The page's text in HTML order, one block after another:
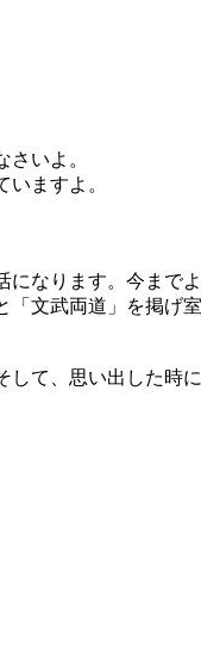
いよ。
ますよ。
なります。今まで
文武両道」を掲げ
て、思い出した時